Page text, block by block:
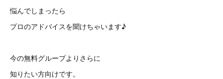
悩んでしまったら
プロのアドバイスを聞けちゃいます♪
今の無料グループよりさらに
知りたい方向けです。